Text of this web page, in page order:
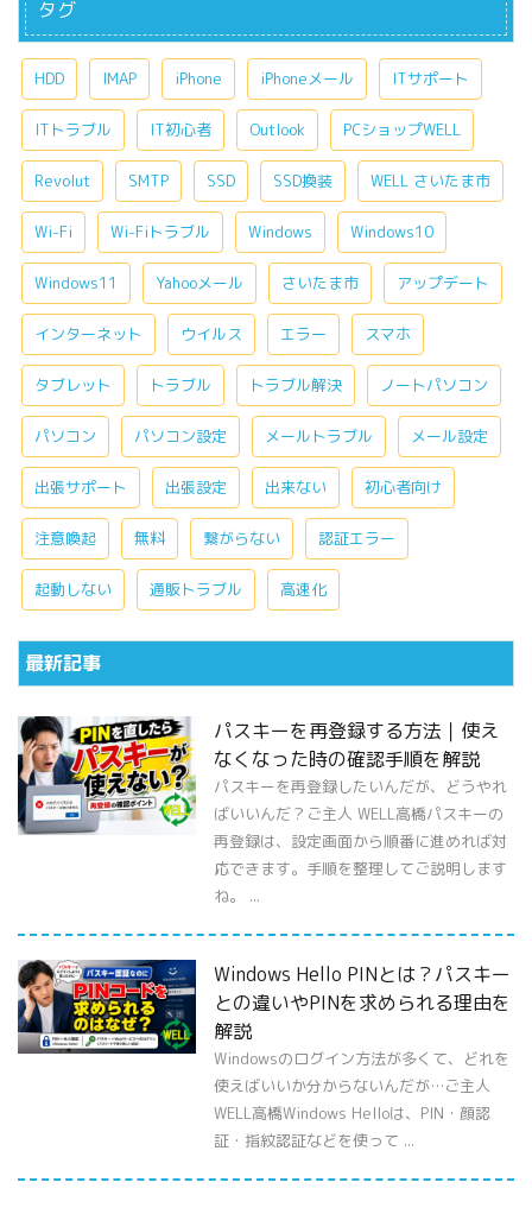
タグ
HDD IMAP iPhone iPhoneメール ITサポート
ITトラブル IT初心者 Outlook PCショップWELL
Revolut SMTP SSD SSD換装 WELL さいたま市
Wi-Fi Wi-Fiトラブル Windows Windows10
Windows11 Yahooメール さいたま市 アップデート
インターネット ウイルス エラー スマホ
タブレット トラブル トラブル解決 ノートパソコン
パソコン パソコン設定 メールトラブル メール設定
出張サポート 出張設定 出来ない 初心者向け
注意喚起 無料 繋がらない 認証エラー
起動しない 通販トラブル 高速化
最新記事
パスキーを再登録する方法｜使え
なくなった時の確認手順を解説
パスキーを再登録したいんだが、どうやれ
ばいいんだ？ご主人 WELL高橋パスキーの
再登録は、設定画面から順番に進めれば対
応できます。手順を整理してご説明します
ね。 ...
Windows Hello PINとは？パスキー
との違いやPINを求められる理由を
解説
Windowsのログイン方法が多くて、どれを
使えばいいか分からないんだが…ご主人
WELL高橋Windows Helloは、PIN・顔認
証・指紋認証などを使って ...